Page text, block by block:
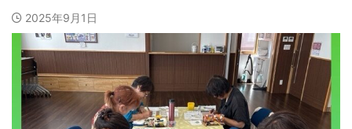
2025年9月1日